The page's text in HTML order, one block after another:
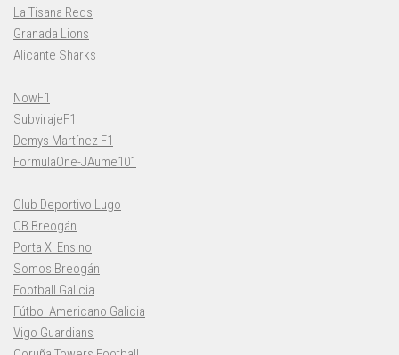
La Tisana Reds
Granada Lions
Alicante Sharks
NowF1
SubvirajeF1
Demys Martínez F1
FormulaOne-JAume101
Club Deportivo Lugo
CB Breogán
Porta XI Ensino
Somos Breogán
Football Galicia
Fútbol Americano Galicia
Vigo Guardians